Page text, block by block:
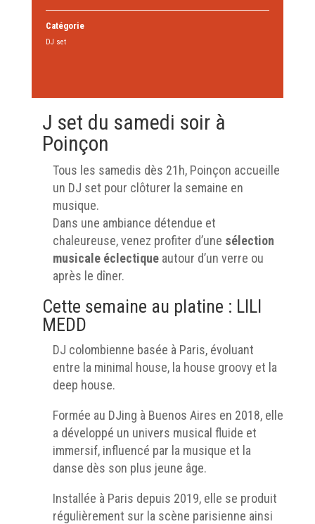
Catégorie
DJ set
J set du samedi soir à
Poinçon
Tous les samedis dès 21h, Poinçon accueille
un DJ set pour clôturer la semaine en
musique.
Dans une ambiance détendue et
chaleureuse, venez profiter d’une sélection
musicale éclectiqueautour d’un verre ou
après le dîner.
Cette semaine au platine : LILI
MEDD
DJ colombienne basée à Paris, évoluant
entre la minimal house, la house groovy et la
deep house.
Formée au DJing à Buenos Aires en 2018, elle
a développé un univers musical fluide et
immersif, influencé par la musique et la
danse dès son plus jeune âge.
Installée à Paris depuis 2019, elle se produit
régulièrement sur la scène parisienne ainsi